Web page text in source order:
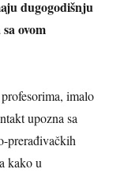
dugogodišnju
ovom
imalo
upozna sa
prerađivačkih
kako u